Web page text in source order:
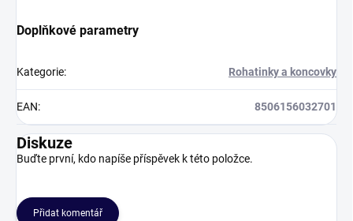
Doplňkové parametry
Kategorie: Rohatinky a koncovky
EAN: 8506156032701
Diskuze
Buďte první, kdo napíše příspěvek k této položce.
Přidat komentář